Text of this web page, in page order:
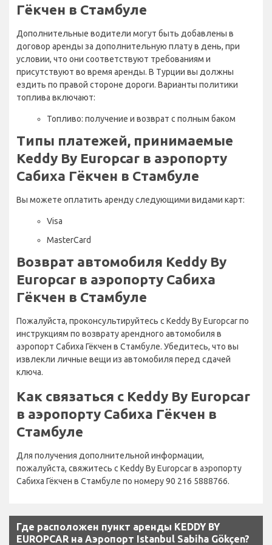
Гёкчен в Стамбуле
Дополнительные водители могут быть добавлены в
договор аренды за дополнительную плату в день, при
условии, что они соответствуют требованиям и
присутствуют во время аренды. В Турции вы должны
ездить по правой стороне дороги. Варианты политики
топлива включают:
Топливо: получение и возврат с полным баком
Типы платежей, принимаемые
Keddy By Europcar в аэропорту
Сабиха Гёкчен в Стамбуле
Вы можете оплатить аренду следующими видами карт:
Visa
MasterCard
Возврат автомобиля Keddy By
Europcar в аэропорту Сабиха
Гёкчен в Стамбуле
Пожалуйста, проконсультируйтесь с Keddy By Europcar по
инструкциям по возврату арендного автомобиля в
аэропорт Сабиха Гёкчен в Стамбуле. Убедитесь, что вы
извлекли личные вещи из автомобиля перед сдачей
ключа.
Как связаться с Keddy By Europcar
в аэропорту Сабиха Гёкчен в
Стамбуле
Для получения дополнительной информации,
пожалуйста, свяжитесь с Keddy By Europcar в аэропорту
Сабиха Гёкчен в Стамбуле по номеру 90 216 5888766.
Где расположен пункт аренды KEDDY BY
EUROPCAR на Аэропорт Istanbul Sabiha Gökçen?